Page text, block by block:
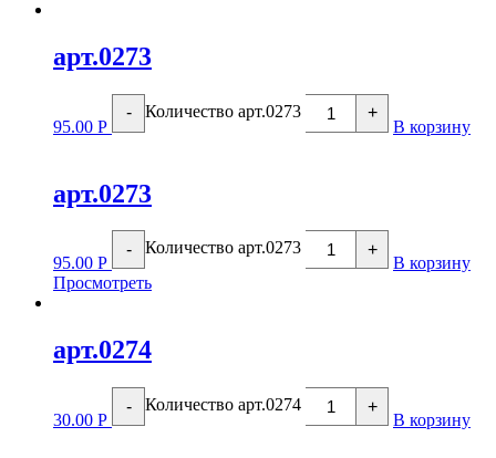
арт.0273
95.00 Р
- Количество арт.0273 +
В корзину
арт.0273
95.00 Р
- Количество арт.0273 +
В корзину
Просмотреть
арт.0274
30.00 Р
- Количество арт.0274 +
В корзину